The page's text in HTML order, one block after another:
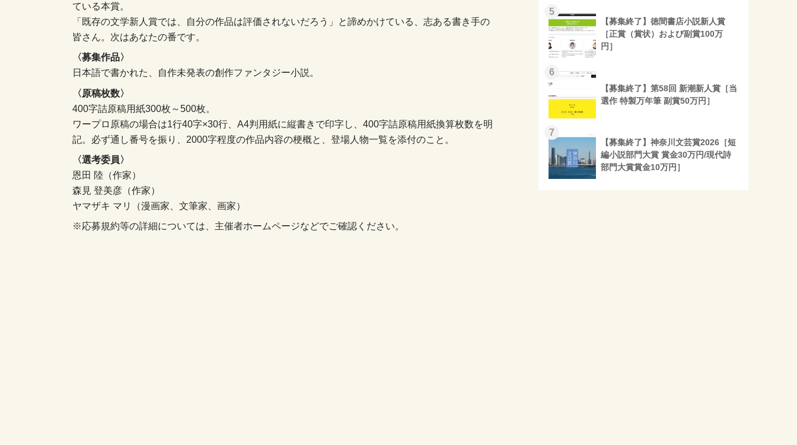
ている本賞。
「既存の文学新人賞では、自分の作品は評価されないだろう」と諦めかけている、志ある書き手の
皆さん。次はあなたの番です。
〈募集作品〉
日本語で書かれた、自作未発表の創作ファンタジー小説。
〈原稿枚数〉
400字詰原稿用紙300枚～500枚。
ワープロ原稿の場合は1行40字×30行、A4判用紙に縦書きで印字し、400字詰原稿用紙換算枚数を明
記。必ず通し番号を振り、2000字程度の作品内容の梗概と、登場人物一覧を添付のこと。
〈選考委員〉
恩田 陸（作家）
森見 登美彦（作家）
ヤマザキ マリ（漫画家、文筆家、画家）
※応募規約等の詳細については、主催者ホームページなどでご確認ください。
5
【募集終了】徳間書店小説新人賞
［正賞（賞状）および副賞100万
円］
6
【募集終了】第58回 新潮新人賞［当
選作 特製万年筆 副賞50万円］
7
【募集終了】神奈川文芸賞2026［短
編小説部門大賞 賞金30万円/現代詩
部門大賞賞金10万円］